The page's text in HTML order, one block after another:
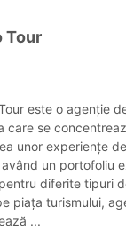
Tour
este o agenție
care se
unor experiențe
un portofoliu
diferite tipuri
piața turismului,
...